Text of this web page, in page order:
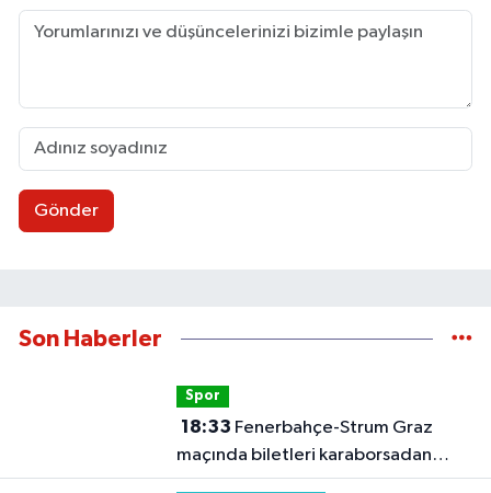
Gönder
Son Haberler
Spor
18:33
maçında biletleri karaborsadan
satan 2 şüpheli tutuklandı